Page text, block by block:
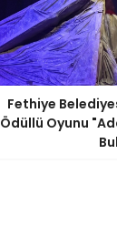
Fethiye
Ödüllü Oyunu